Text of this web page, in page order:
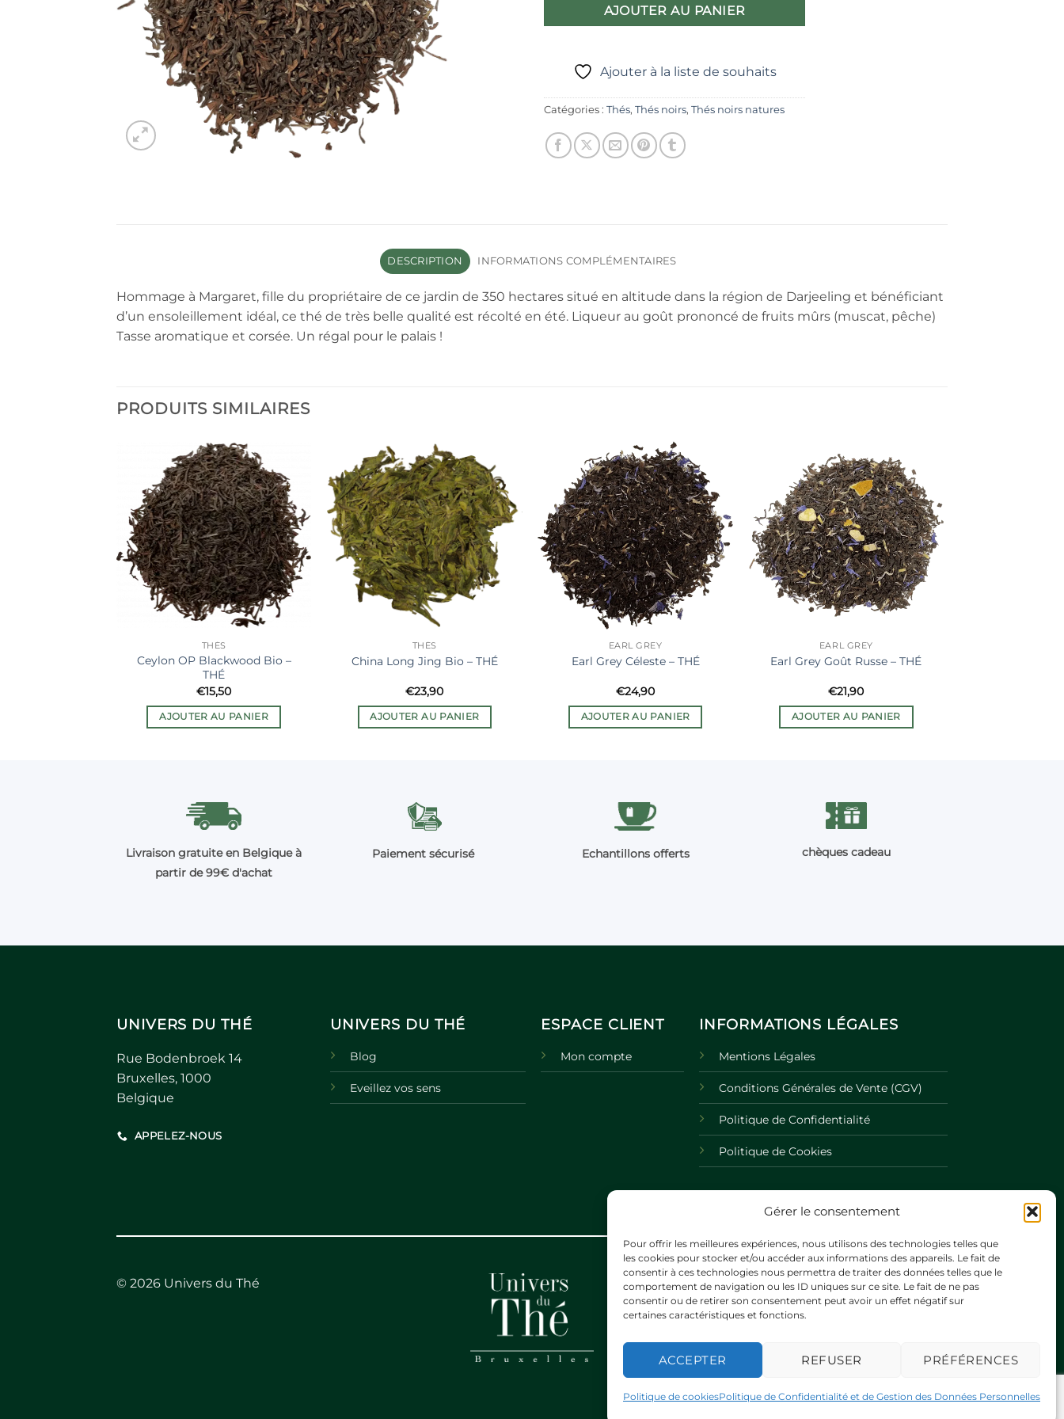
Gérer le consentement
Pour offrir les meilleures expériences, nous utilisons des technologies telles que
les cookies pour stocker et/ou accéder aux informations des appareils. Le fait de
consentir à ces technologies nous permettra de traiter des données telles que le
comportement de navigation ou les ID uniques sur ce site. Le fait de ne pas
consentir ou de retirer son consentement peut avoir un effet négatif sur
certaines caractéristiques et fonctions.
ACCEPTER REFUSER PRÉFÉRENCES
Politique de cookiesPolitique de Confidentialité et de Gestion des Données Personnelles
AJOUTER AU PANIER
Ajouter à la liste de souhaits
Catégories : Thés, Thés noirs, Thés noirs natures
DESCRIPTION INFORMATIONS COMPLÉMENTAIRES
Hommage à Margaret, fille du propriétaire de ce jardin de 350 hectares situé en altitude dans la région de Darjeeling et bénéficiant
d’un ensoleillement idéal, ce thé de très belle qualité est récolté en été. Liqueur au goût prononcé de fruits mûrs (muscat, pêche)
Tasse aromatique et corsée. Un régal pour le palais !
PRODUITS SIMILAIRES
Ajouter
à la liste
de
souhaits
THÉS
Ceylon OP Blackwood Bio –
THÉ
€15,50
AJOUTER AU PANIER
Ajouter
à la liste
de
souhaits
THÉS
China Long Jing Bio – THÉ
€23,90
AJOUTER AU PANIER
Ajouter
à la liste
de
souhaits
EARL GREY
Earl Grey Céleste – THÉ
€24,90
AJOUTER AU PANIER
Ajouter
à la liste
de
souhaits
EARL GREY
Earl Grey Goût Russe – THÉ
€21,90
AJOUTER AU PANIER
Livraison gratuite en Belgique à
partir de 99€ d'achat
Paiement sécurisé Echantillons offerts chèques cadeau
UNIVERS DU THÉ
Rue Bodenbroek 14
Bruxelles, 1000
Belgique
APPELEZ-NOUS
UNIVERS DU THÉ
Blog
Eveillez vos sens
ESPACE CLIENT
Mon compte
INFORMATIONS LÉGALES
Mentions Légales
Conditions Générales de Vente (CGV)
Politique de Confidentialité
Politique de Cookies
© 2026 Univers du Thé